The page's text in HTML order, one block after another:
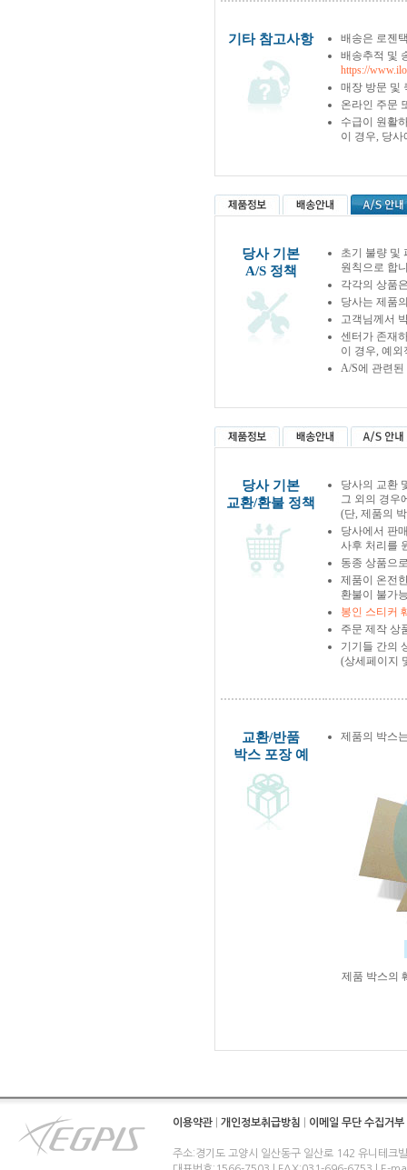
기타 참고사항
배송은 로젠
배송추적 및
https://
매장 방문 및
온라인 주문
수급이 원활
이 경우, 당
당사 기본
A/S 정책
초기 불량 및
원칙으로 합
각각의 상품
당사는 제품
고객님께서
센터가 존재
이 경우, 예
A/S에 관련
당사 기본
교환/환불 정책
당사의 교환
그 외의 경우
(단, 제품의
당사에서 판
사후 처리를
동종 상품으
제품이 온전
환불이 불가
봉인 스티커
주문 제작 상
기기들 간의
(상세페이지
교환/반품
박스 포장 예
제품의 박스
제품 박스의
이용약관 개인정보취급방침 이메일 무단 수집거부
주소:경기도 고양시 일산동구 일산로 142 유니테크